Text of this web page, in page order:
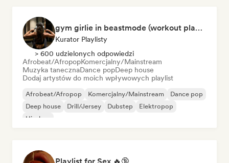
gym girlie in beastmode (workout playlist) 💪🎀
Kurator Playlisty
> 600 udzielonych odpowiedzi
Afrobeat/AfropopKomercjalny/Mainstream
Muzyka tanecznaDance popDeep house
Dodaj artystów do moich wpływowych playlist
Afrobeat/Afropop Komercjalny/Mainstream
Dance pop
Deep house
Drill/Jersey Dubstep
Elektropop
Hip-hop